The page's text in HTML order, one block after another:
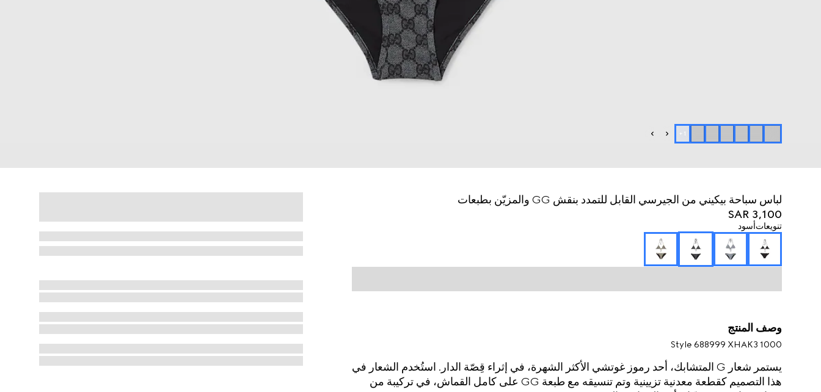
+ 1
لباس سباحة بيكيني من الجيرسي القابل للتمدد بنقش GG والمزيّن بطبعات
SAR 3,100
تنويعاتأسود
وصف المنتج
Style ‎688999 XHAK3 1000
يستمر شعار G المتشابك، أحد رموز غوتشي الأكثر الشهرة، في إثراء قِصّة الدار. استُخدم الشعار في
هذا التصميم كقطعة معدنية تزيينية وتم تنسيقه مع طبعة GG على كامل القماش، في تركيبة من